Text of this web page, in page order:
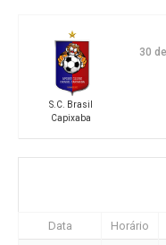
S.C. Brasil
Capixaba
30
Data Horário